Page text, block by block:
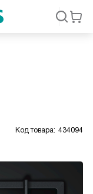
Код товара: 434094